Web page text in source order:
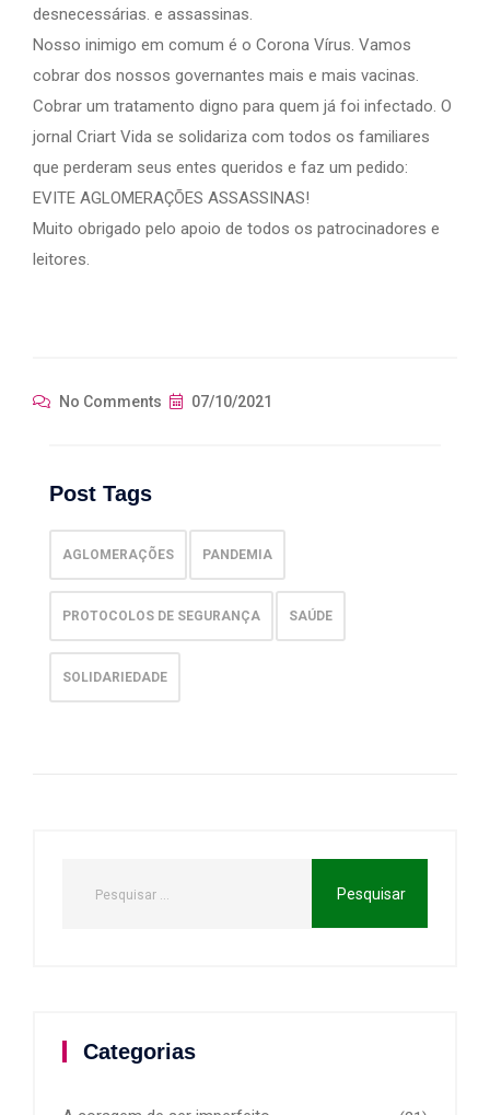
desnecessárias. e assassinas.
Nosso inimigo em comum é o Corona Vírus. Vamos
cobrar dos nossos governantes mais e mais vacinas.
Cobrar um tratamento digno para quem já foi infectado. O
jornal Criart Vida se solidariza com todos os familiares
que perderam seus entes queridos e faz um pedido:
EVITE AGLOMERAÇÕES ASSASSINAS!
Muito obrigado pelo apoio de todos os patrocinadores e
leitores.
No Comments 07/10/2021
Post Tags
AGLOMERAÇÕES PANDEMIA
PROTOCOLOS DE SEGURANÇA SAÚDE
SOLIDARIEDADE
Categorias